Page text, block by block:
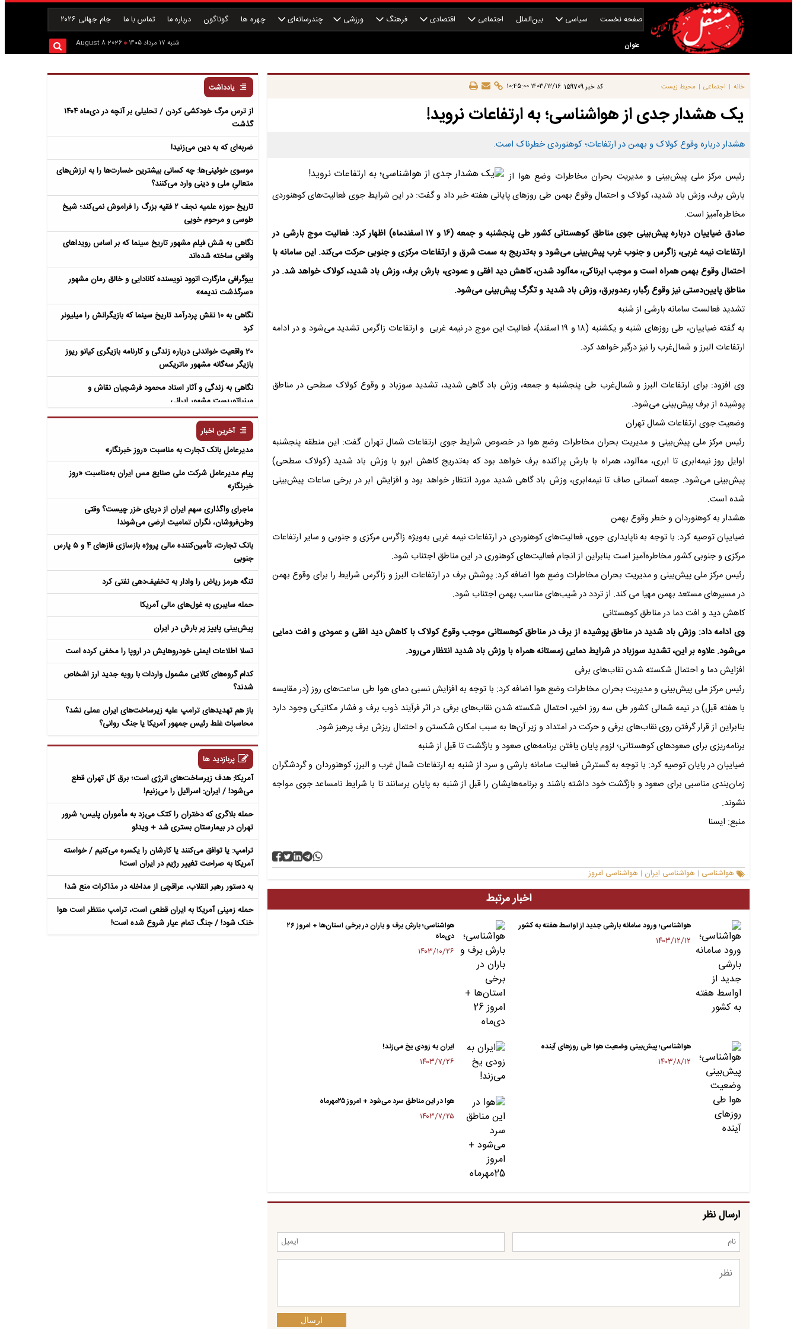
صفحه نخست سیاسی بین‌الملل اجتماعی اقتصادی فرهنگ ورزشی چندرسانه‌ای چهره ها گوناگون درباره ما تماس با ما جام جهانی ۲۰۲۶
عنوان شنبه ۱۷ مرداد ۱۴۰۵ 2026 August 8
خانه | اجتماعی | محیط زیست کد خبر159709 ۱۴۰۳/۱۲/۱۶ ۱۰:۴۵:۰۰
یک هشدار جدی از هواشناسی؛ به ارتفاعات نروید!
هشدار درباره وقوع کولاک و بهمن در ارتفاعات؛ کوهنوردی خطرناک است.
رئیس مرکز ملی پیش‌بینی و مدیریت بحران مخاطرات وضع هوا از
بارش برف، وزش باد شدید، کولاک و احتمال وقوع بهمن طی روزهای پایانی هفته خبر داد و گفت: در این شرایط جوی فعالیت‌های کوهنوردی
مخاطره‌آمیز است.
صادق ضیاییان درباره پیش‌بینی جوی مناطق کوهستانی کشور طی پنجشنبه و جمعه (١٦ و ١٧ اسفندماه) اظهار کرد: فعالیت موج بارشی در
ارتفاعات نیمه غربی، زاگرس و جنوب‌ غرب پیش‌بینی می‌شود و به‌تدریج به‌ سمت شرق و ارتفاعات مرکزی و جنوبی حرکت می‌کند. این سامانه با
احتمال وقوع بهمن همراه است و موجب ابرناکی، مه‌آلود شدن، کاهش دید افقی و عمودی، بارش برف، وزش باد شدید، کولاک خواهد شد. در
مناطق پایین‌دستی نیز وقوع رگبار، رعدوبرق، وزش باد شدید و تگرگ پیش‌بینی می‌شود.
تشدید فعالست سامانه بارشی از شنبه
به گفته ضیاییان، طی روزهای شنبه و یکشنبه (۱۸ و ۱۹ اسفند)، فعالیت این موج در نیمه غربی و ارتفاعات زاگرس تشدید می‌شود و در ادامه
ارتفاعات البرز و شمال‌غرب را نیز درگیر خواهد کرد.
وی افزود: برای ارتفاعات البرز و شمال‌غرب طی پنجشنبه و جمعه، وزش باد گاهی شدید، تشدید سوزباد و وقوع کولاک سطحی در مناطق
پوشیده از برف پیش‌بینی می‌شود.
وضعیت جوی ارتفاعات شمال تهران
رئیس مرکز ملی پیش‌بینی و مدیریت بحران مخاطرات وضع هوا در خصوص شرایط جوی ارتفاعات شمال تهران گفت: این منطقه پنجشنبه
اوایل روز نیمه‌ابری تا ابری، مه‌آلود، همراه با بارش پراکنده برف خواهد بود که به‌تدریج کاهش ابرو با وزش باد شدید (کولاک سطحی)
پیش‌بینی می‌شود. جمعه آسمانی صاف تا نیمه‌ابری، وزش باد گاهی شدید مورد انتظار خواهد بود و افزایش ابر در برخی ساعات پیش‌بینی
شده است.
هشدار به کوهنوردان و خطر وقوع بهمن
ضیاییان توصیه کرد: با توجه به ناپایداری جوی، فعالیت‌های کوهنوردی در ارتفاعات نیمه غربی به‌ویژه زاگرس مرکزی و جنوبی و سایر ارتفاعات
مرکزی و جنوبی کشور مخاطره‌آمیز است بنابراین از انجام فعالیت‌های کوهنوری در این مناطق اجتناب شود.
رئیس مرکز ملی پیش‌بینی و مدیریت بحران مخاطرات وضع هوا اضافه کرد: پوشش برف در ارتفاعات البرز و زاگرس شرایط را برای وقوع بهمن
در مسیرهای مستعد بهمن مهیا می کند. از تردد در شیب‌های مناسب بهمن اجتناب شود.
کاهش دید و افت دما در مناطق کوهستانی
وی ادامه داد: وزش باد شدید در مناطق پوشیده از برف در مناطق کوهستانی موجب وقوع کولاک با کاهش دید افقی و عمودی و افت دمایی
می‌شود. علاوه بر این، تشدید سوزباد در شرایط دمایی زمستانه همراه با وزش باد شدید انتظار می‌رود.
افزایش دما و احتمال شکسته شدن نقاب‌های برفی
رئیس مرکز ملی پیش‌بینی و مدیریت بحران مخاطرات وضع هوا اضافه کرد: با توجه به افزایش نسبی دمای هوا طی ساعت‌های روز (در مقایسه
با هفته قبل) در نیمه شمالی کشور طی سه روز اخیر، احتمال شکسته شدن نقاب‌های برفی در اثر فرآیند ذوب برف و فشار مکانیکی وجود دارد
بنابراین از قرار گرفتن روی نقاب‌های برفی و حرکت در امتداد و زیر آن‌ها به سبب امکان شکستن و احتمال ریزش برف پرهیز شود.
برنامه‌ریزی برای صعودهای کوهستانی؛ لزوم پایان یافتن برنامه‌های صعود و بازگشت تا قبل از شنبه
ضیاییان در پایان توصیه کرد: با توجه به گسترش فعالیت سامانه بارشی و سرد از شنبه به ارتفاعات شمال‌ غرب و البرز، کوهنوردان و گردشگران
زمان‌بندی مناسبی برای صعود و بازگشت خود داشته باشند و برنامه‌هایشان را قبل از شنبه به پایان برسانند تا با شرایط نامساعد جوی مواجه
نشوند.
منبع: ایسنا
هواشناسی | هواشناسی ایران | هواشناسی امروز
اخبار مرتبط
هواشناسی؛ ورود سامانه بارشی جدید از اواسط هفته به کشور
۱۴۰۳/۱۲/۱۲
هواشناسی؛ بارش برف و باران در برخی استان‌ها + امروز ۲۶
دی‌ماه
۱۴۰۳/۱۰/۲۶
هواشناسی؛ پیش‌بینی وضعیت هوا طی روزهای آینده
۱۴۰۳/۸/۱۲
ایران به زودی یخ می‌زند!
۱۴۰۳/۷/۲۶
هوا در این مناطق سرد می‌شود + امروز ۲۵مهرماه
۱۴۰۳/۷/۲۵
ارسال نظر
ارسال
یادداشت
از ترس مرگ خودکشی کردن / تحلیلی بر آنچه در دی‌ماه ۱۴۰۴
گذشت
ضربه‌ای که به دین می‌زنید!
موسوی خوئینی‌ها: چه کسانی بیشترین خسارت‌ها را به ارزش‌های
متعالیِ ملی و دینی وارد می‌کنند؟
تاریخ حوزه علمیه نجف ۲ فقیه بزرگ را فراموش نمی‌کند؛ شیخ
طوسی و مرحوم خویی
نگاهی به شش فیلم مشهور تاریخ سینما که بر اساس رویداهای
واقعی ساخته شده‌اند
بیوگرافی مارگارت اتوود نویسنده کانادایی و خالق رمان مشهور
«سرگذشت ندیمه»
نگاهی به 10 نقش پردرآمد تاریخ سینما که بازیگرانش را میلیونر
کرد
20 واقعیت خواندنی درباره زندگی و کارنامه بازیگری کیانو ریوز
بازیگر سه‌گانه مشهور ماتریکس
نگاهی به زندگی و آثار استاد محمود فرشچیان نقاش و
مینیاتوریست مشهور ایرانی
نگاهی به زندگی و آثار عباس معروفی نویسنده ایرانی و خالق رمان
سمفونی مردگان
آخرین اخبار
مدیرعامل بانک تجارت به‌ مناسبت «روز خبرنگار»
پیام مدیرعامل شرکت ملی صنایع مس ایران به‌مناسبت «روز
خبرنگار»
ماجرای واگذاری سهم ایران از دریای خزر چیست؟ وقتی
وطن‌فروشان، نگران تمامیت ارضی می‌شوند!
بانک تجارت، تأمین‌کننده مالی پروژه بازسازی فازهای ۴ و ۵ پارس
جنوبی
تنگه هرمز ریاض را وادار به تخفیف‌دهی نفتی کرد
حمله سایبری به غول‌های مالی آمریکا
پیش‌بینی پاییز پر بارش در ایران
تسلا اطلاعات ایمنی خودروهایش در اروپا را مخفی کرده است
کدام گروه‌های کالایی مشمول واردات با رویه جدید ارز اشخاص
شدند؟
باز هم تهدیدهای ترامپ علیه زیرساخت‌های ایران عملی نشد؟
محاسبات غلط رئیس جمهور آمریکا یا جنگ روانی؟
پربازدید ها
آمریکا: هدف زیرساخت‌های انرژی است؛ برق کل تهران قطع
می‌شود! / ایران: اسرائیل را می‌زنیم!
حمله بلاگری که دختران را کتک می‌زد به مأموران پلیس؛ شرور
تهران در بیمارستان بستری شد + ویدئو
ترامپ: یا توافق می‌کنند یا کارشان را یکسره می‌کنیم / خواسته
آمریکا به صراحت تغییر رژیم در ایران است!
به دستور رهبر انقلاب، عراقچی از مداخله در مذاکرات منع شد!
حمله زمینی آمریکا به ایران قطعی است، ترامپ منتظر است هوا
خنک شود! / جنگ تمام عیار شروع شده است!